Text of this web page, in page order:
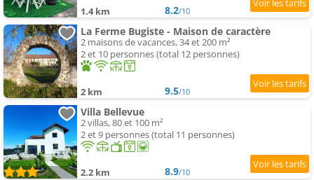
1.4 km 8.2/10
La Ferme Bugiste - Maison de caractère
2 maisons de vacances, 34 et 200 m²
2 et 10 personnes (total 12 personnes)
2 km 9.5/10
Villa Bellevue
2 villas, 80 et 100 m²
2 et 9 personnes (total 11 personnes)
2.2 km 8.9/10